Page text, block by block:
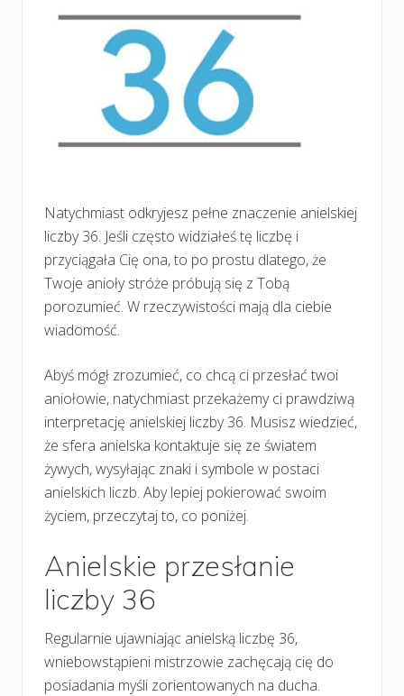
Natychmiast odkryjesz pełne znaczenie anielskiej
liczby 36. Jeśli często widziałeś tę liczbę i
przyciągała Cię ona, to po prostu dlatego, że
Twoje anioły stróże próbują się z Tobą
porozumieć. W rzeczywistości mają dla ciebie
wiadomość.
Abyś mógł zrozumieć, co chcą ci przesłać twoi
aniołowie, natychmiast przekażemy ci prawdziwą
interpretację anielskiej liczby 36. Musisz wiedzieć,
że sfera anielska kontaktuje się ze światem
żywych, wysyłając znaki i symbole w postaci
anielskich liczb. Aby lepiej pokierować swoim
życiem, przeczytaj to, co poniżej.
Anielskie przesłanie
liczby 36
Regularnie ujawniając anielską liczbę 36,
wniebowstąpieni mistrzowie zachęcają cię do
posiadania myśli zorientowanych na ducha.